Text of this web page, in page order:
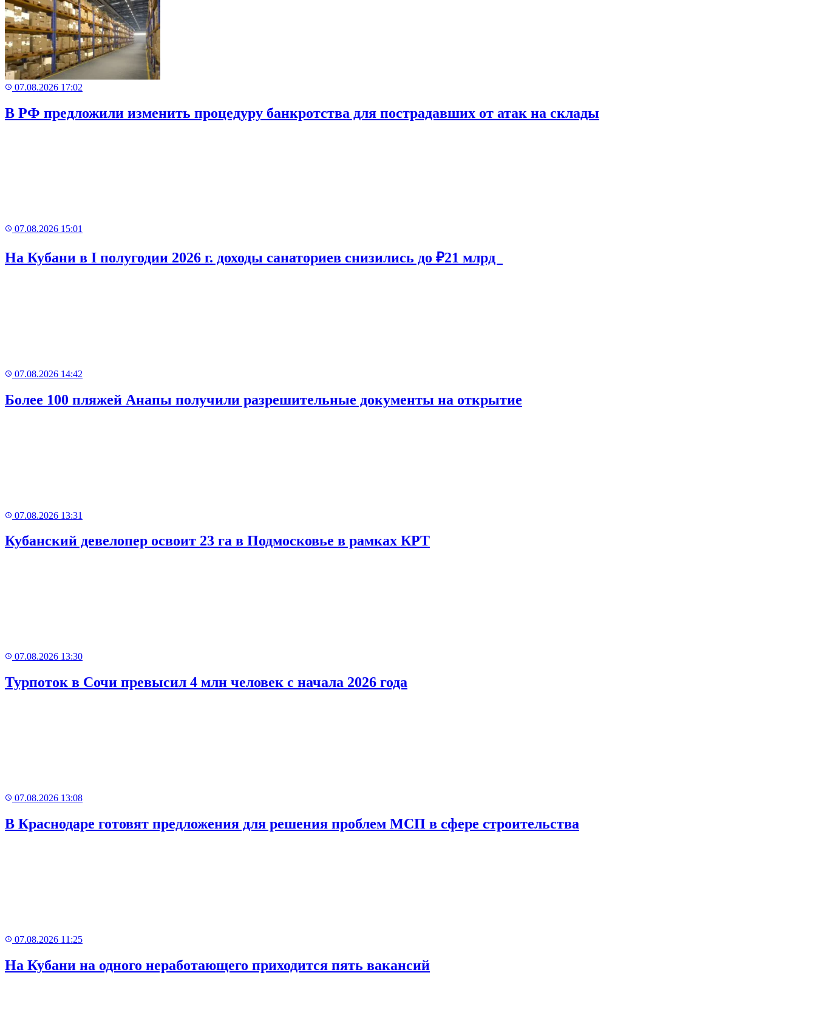
07.08.2026 17:02
В РФ предложили изменить процедуру банкротства для пострадавших от атак на склады
07.08.2026 15:01
На Кубани в I полугодии 2026 г. доходы санаториев снизились до ₽21 млрд
07.08.2026 14:42
Более 100 пляжей Анапы получили разрешительные документы на открытие
07.08.2026 13:31
Кубанский девелопер освоит 23 га в Подмосковье в рамках КРТ
07.08.2026 13:30
Турпоток в Сочи превысил 4 млн человек с начала 2026 года
07.08.2026 13:08
В Краснодаре готовят предложения для решения проблем МСП в сфере строительства
07.08.2026 11:25
На Кубани на одного неработающего приходится пять вакансий